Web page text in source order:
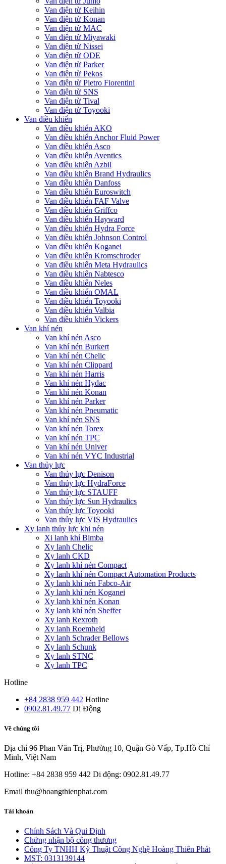
Van điện từ Keihin
Van điện từ Konan
Van điện từ MAC
Van điện từ Miyawaki
Van điện từ Nissei
Van điện từ ODE
Van điện từ Parker
Van điện từ Pekos
Van điện từ Pietro Fiorentini
Van điện từ SNS
Van điện từ Tival
Van điện từ Toyooki
Van điều khiển
Van điều khiển AKO
Van điều khiển Anchor Fluid Power
Van điều khiển Asco
Van điều khiển Aventics
Van điều khiển Azbil
Van điều khiển Brand Hydraulics
Van điều khiển Danfoss
Van điều khiển Euroswitch
Van điều khiển FAF Valve
Van điều khiển Griffco
Van điều khiển Hayward
Van điều khiển Hydra Force
Van điều khiển Johnson Control
Van điều khiển Koganei
Van điều khiển Kromschroder
Van điều khiển Meta Hydraulics
Van điều khiển Nabtesco
Van điều khiển Neles
Van điều khiển OMAL
Van điều khiển Toyooki
Van điều khiển Valbia
Van điều khiển Vickers
Van khí nén
Van khí nén Asco
Van khí nén Burkert
Van khí nén Chelic
Van khí nén Clippard
Van khí nén Harris
Van khí nén Hydac
Van khí nén Konan
Van khí nén Parker
Van khí nén Pneumatic
Van khí nén SNS
Van khí nén Torex
Van khí nén TPC
Van khí nén Univer
Van khí nén VYC Industrial
Van thủy lực
Van thủy lực Denison
Van thủy lực HydraForce
Van thủy lực STAUFF
Van thủy lực Sun Hydraulics
Van thủy lực Toyooki
Van thủy lực VIS Hydraulics
Xy lanh thủy lực khi nén
Xi lanh khí Bimba
Xy lanh Chelic
Xy lanh CKD
Xy lanh khí nén Compact
Xy lanh khí nén Compact Automation Products
Xy lanh khí nén Fabco-Air
Xy lanh khí nén Koganei
Xy lanh khí nén Konan
Xy lanh khí nén Sheffer
Xy lanh Rexroth
Xy lanh Roemheld
Xy lanh Schrader Bellows
Xy lanh Schunk
Xy lanh STNC
Xy lanh TPC
Hotline
+84 2838 959 442 Hotline
0902.81.49.77 Di Động
Về chúng tôi
Địa chỉ 96 Phan Văn Trị, Phường 10, Quận Gò Vấp, Tp.Hồ Chí
Minh, Việt Nam
Hotline: +84 2838 959 442 Di động: 0902.81.49.77
Email thu@hoangthienphat.com
Tài khoản
Chính Sách Và Qui Định
Chứng nhận bộ công thương
Công Ty TNHH Kỹ Thuật Công Nghệ Hoàng Thiên Phát
MST: 0313139144